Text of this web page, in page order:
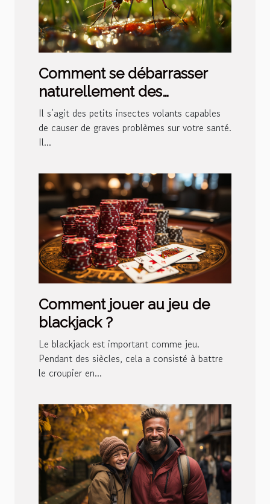
Comment se débarrasser
naturellement des
moustiques tigres ?
Il s’agit des petits insectes volants capables
de causer de graves problèmes sur votre santé.
Il...
Comment jouer au jeu de
blackjack ?
Le blackjack est important comme jeu.
Pendant des siècles, cela a consisté à battre
le croupier en...